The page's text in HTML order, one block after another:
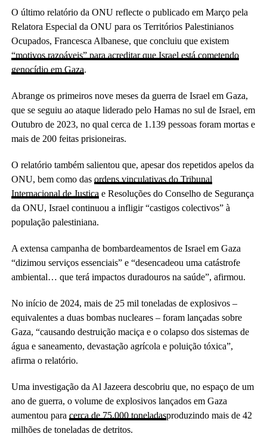
O último relatório da ONU reflecte o publicado em Março pela
Relatora Especial da ONU para os Territórios Palestinianos
Ocupados, Francesca Albanese, que concluiu que existem
“motivos razoáveis” para acreditar que Israel está cometendo
genocídio em Gaza.
Abrange os primeiros nove meses da guerra de Israel em Gaza,
que se seguiu ao ataque liderado pelo Hamas no sul de Israel, em
Outubro de 2023, no qual cerca de 1.139 pessoas foram mortas e
mais de 200 feitas prisioneiras.
O relatório também salientou que, apesar dos repetidos apelos da
ONU, bem como das ordens vinculativas do Tribunal
Internacional de Justiça e Resoluções do Conselho de Segurança
da ONU, Israel continuou a infligir “castigos colectivos” à
população palestiniana.
A extensa campanha de bombardeamentos de Israel em Gaza
“dizimou serviços essenciais” e “desencadeou uma catástrofe
ambiental… que terá impactos duradouros na saúde”, afirmou.
No início de 2024, mais de 25 mil toneladas de explosivos –
equivalentes a duas bombas nucleares – foram lançadas sobre
Gaza, “causando destruição maciça e o colapso dos sistemas de
água e saneamento, devastação agrícola e poluição tóxica”,
afirma o relatório.
Uma investigação da Al Jazeera descobriu que, no espaço de um
ano de guerra, o volume de explosivos lançados em Gaza
aumentou para cerca de 75.000 toneladasproduzindo mais de 42
milhões de toneladas de detritos.